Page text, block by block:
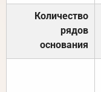
Количество
рядов
основания